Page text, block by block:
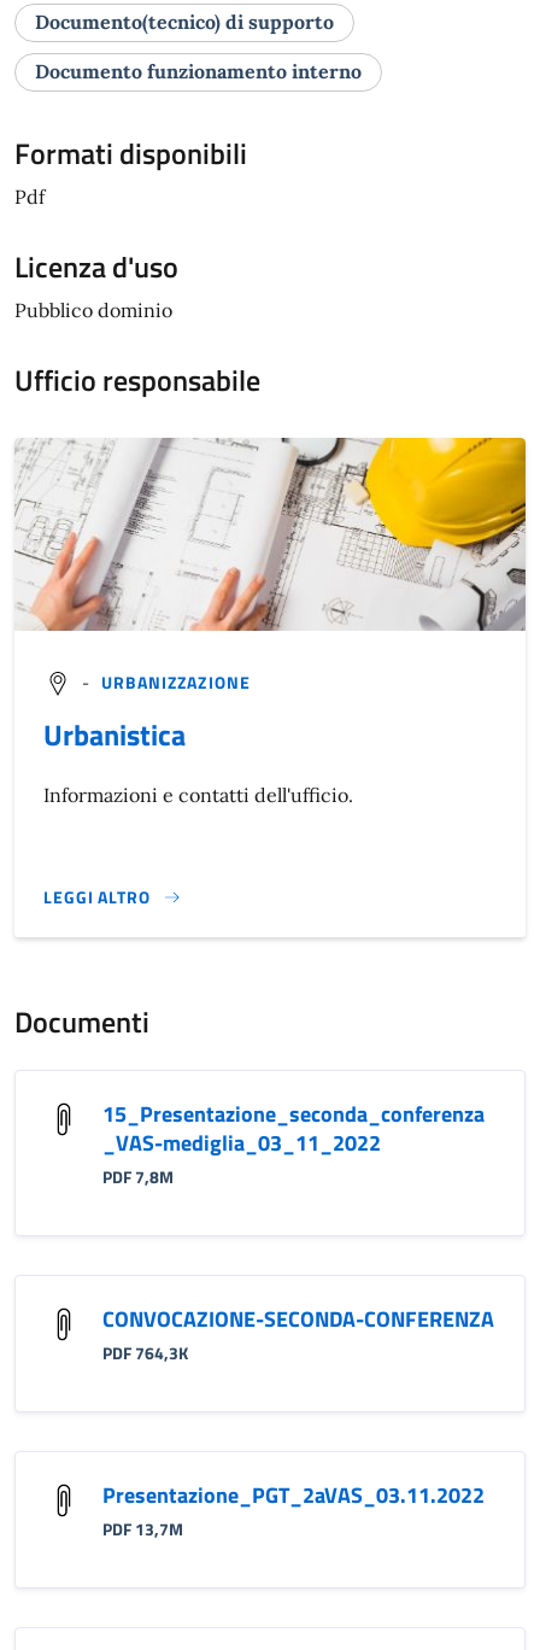
Documento(tecnico) di supporto
Documento funzionamento interno
Formati disponibili
Pdf
Licenza d'uso
Pubblico dominio
Ufficio responsabile
- URBANIZZAZIONE
Urbanistica
Informazioni e contatti dell'ufficio.
LEGGI ALTRO
}
Documenti
15_Presentazione_seconda_conferenza
_VAS-mediglia_03_11_2022
PDF 7,8M
CONVOCAZIONE-SECONDA-CONFERENZA
PDF 764,3K
Presentazione_PGT_2aVAS_03.11.2022
PDF 13,7M